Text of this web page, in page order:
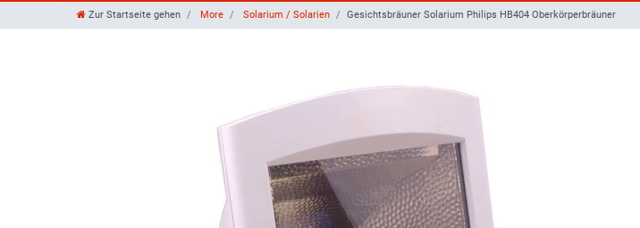
Zur Startseite gehen More Solarium / Solarien Gesichtsbräuner Solarium Philips HB404 Oberkörperbräuner